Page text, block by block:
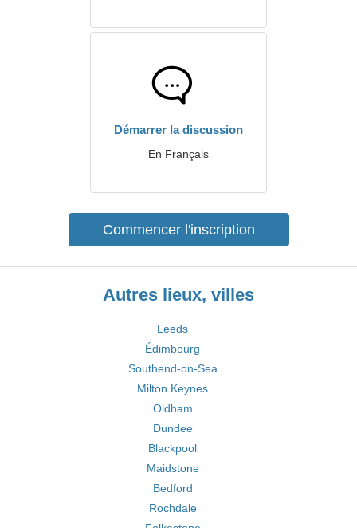
Démarrer la discussion
En Français
Commencer l'inscription
Autres lieux, villes
Leeds
Édimbourg
Southend-on-Sea
Milton Keynes
Oldham
Dundee
Blackpool
Maidstone
Bedford
Rochdale